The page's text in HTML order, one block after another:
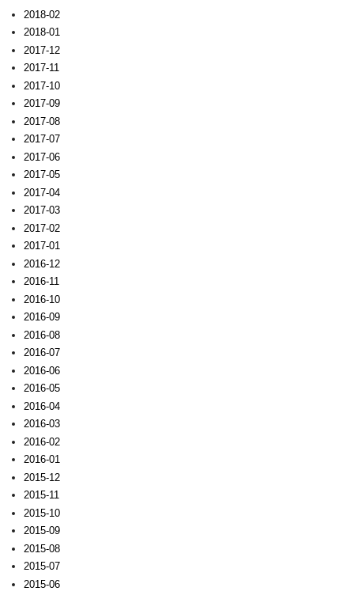
2018-02
2018-01
2017-12
2017-11
2017-10
2017-09
2017-08
2017-07
2017-06
2017-05
2017-04
2017-03
2017-02
2017-01
2016-12
2016-11
2016-10
2016-09
2016-08
2016-07
2016-06
2016-05
2016-04
2016-03
2016-02
2016-01
2015-12
2015-11
2015-10
2015-09
2015-08
2015-07
2015-06